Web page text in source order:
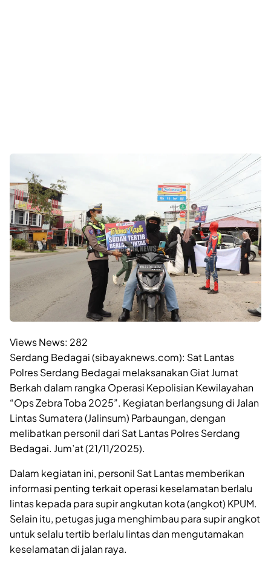
Views News: 282
Serdang Bedagai (sibayaknews.com): Sat Lantas
Polres Serdang Bedagai melaksanakan Giat Jumat
Berkah dalam rangka Operasi Kepolisian Kewilayahan
“Ops Zebra Toba 2025”. Kegiatan berlangsung di Jalan
Lintas Sumatera (Jalinsum) Parbaungan, dengan
melibatkan personil dari Sat Lantas Polres Serdang
Bedagai. Jum’at (21/11/2025).
Dalam kegiatan ini, personil Sat Lantas memberikan
informasi penting terkait operasi keselamatan berlalu
lintas kepada para supir angkutan kota (angkot) KPUM.
Selain itu, petugas juga menghimbau para supir angkot
untuk selalu tertib berlalu lintas dan mengutamakan
keselamatan di jalan raya.